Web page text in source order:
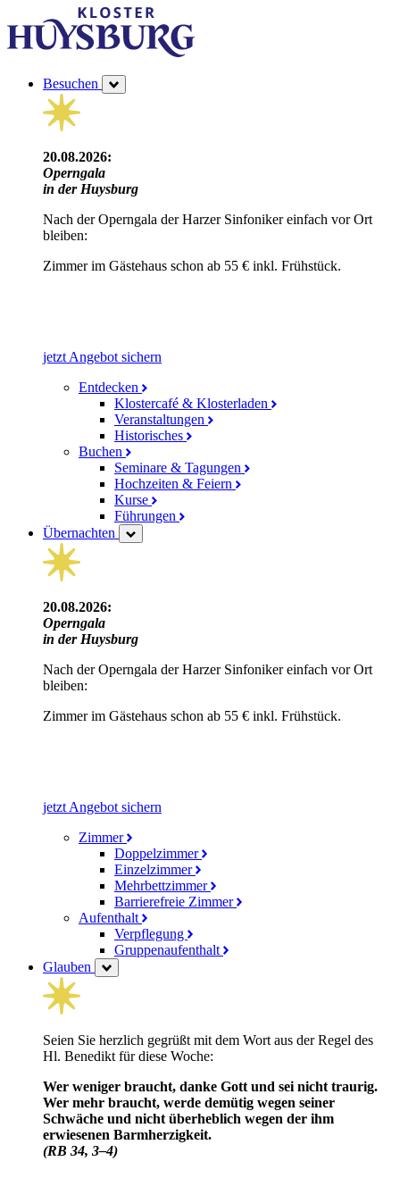
Besuchen
20.08.2026:
Operngala
in der Huysburg
Nach der Operngala der Harzer Sinfoniker einfach vor Ort
bleiben:
Zimmer im Gästehaus schon ab 55 € inkl. Frühstück.
jetzt Angebot sichern
Entdecken
Klostercafé & Klosterladen
Veranstaltungen
Historisches
Buchen
Seminare & Tagungen
Hochzeiten & Feiern
Kurse
Führungen
Übernachten
20.08.2026:
Operngala
in der Huysburg
Nach der Operngala der Harzer Sinfoniker einfach vor Ort
bleiben:
Zimmer im Gästehaus schon ab 55 € inkl. Frühstück.
jetzt Angebot sichern
Zimmer
Doppelzimmer
Einzelzimmer
Mehrbettzimmer
Barrierefreie Zimmer
Aufenthalt
Verpflegung
Gruppenaufenthalt
Glauben
Seien Sie herzlich gegrüßt mit dem Wort aus der Regel des
Hl. Benedikt für diese Woche:
Wer weniger braucht, danke Gott und sei nicht traurig.
Wer mehr braucht, werde demütig wegen seiner
Schwäche und nicht über­heblich wegen der ihm
erwiesenen Barm­herzig­keit.
(RB 34, 3–4)